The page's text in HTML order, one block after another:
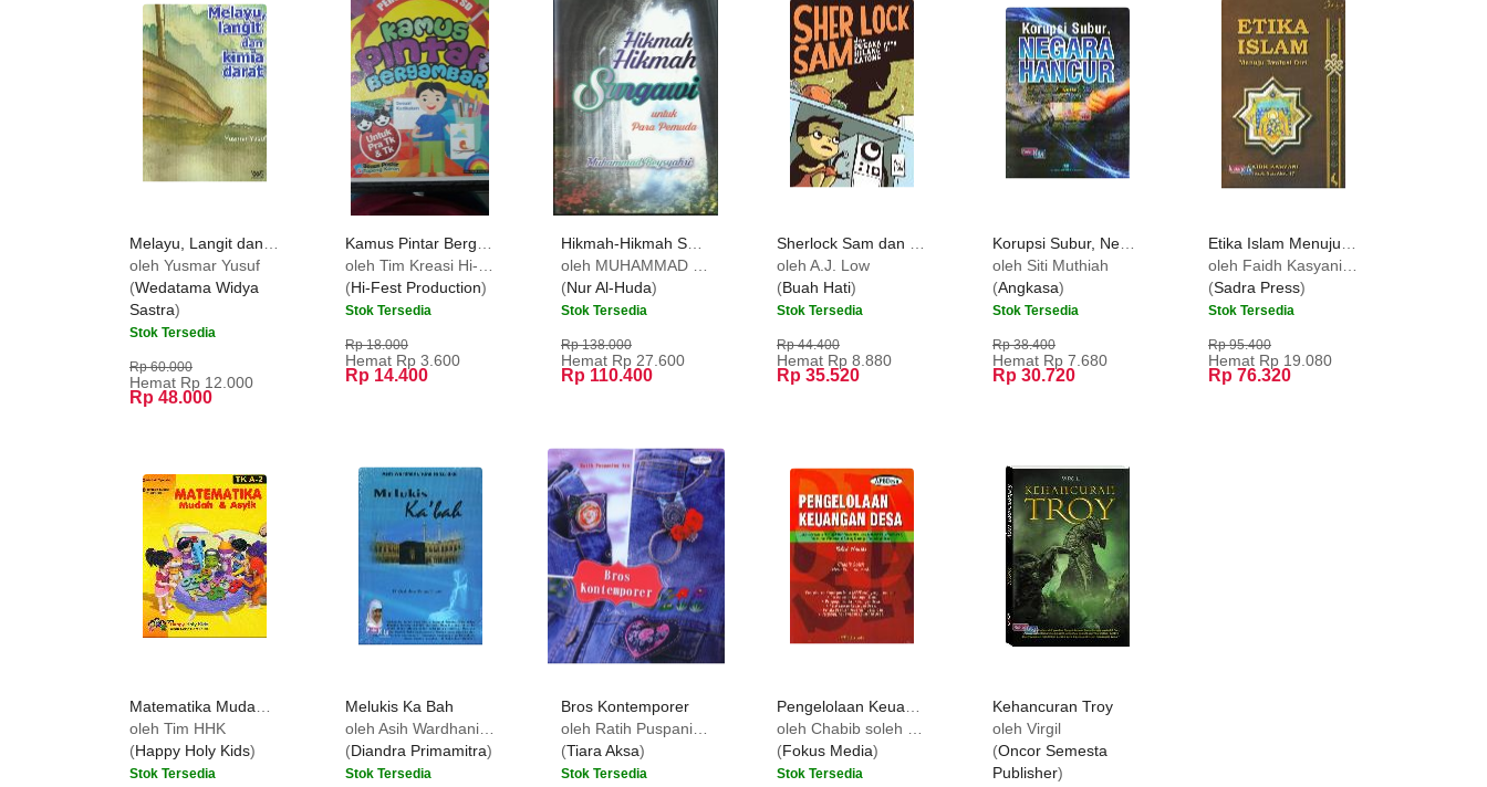
oleh Yusmar Yusuf
(Wedatama Widya
Sastra)
Stok Tersedia
Rp 60.000
Hemat Rp 12.000
Rp 48.000
oleh Tim Kreasi Hi-Fest
(Hi-Fest Production)
Stok Tersedia
Rp 18.000
Hemat Rp 3.600
Rp 14.400
oleh MUHAMMAD REYSYAHRI
(Nur Al-Huda)
Stok Tersedia
Rp 138.000
Hemat Rp 27.600
Rp 110.400
oleh A.J. Low
(Buah Hati)
Stok Tersedia
Rp 44.400
Hemat Rp 8.880
Rp 35.520
oleh Siti Muthiah
(Angkasa)
Stok Tersedia
Rp 38.400
Hemat Rp 7.680
Rp 30.720
oleh Faidh Kasyani (Tokoh Sufi Abad 17)
(Sadra Press)
Stok Tersedia
Rp 95.400
Hemat Rp 19.080
Rp 76.320
PROMO
oleh Tim HHK
(Happy Holy Kids)
Stok Tersedia
Melukis Ka Bah
oleh Asih Wardhani, Rina Rinz, dkk.
(Diandra Primamitra)
Stok Tersedia
Bros Kontemporer
oleh Ratih Puspaning Ayu
(Tiara Aksa)
Stok Tersedia
oleh Chabib soleh & heru Rochmansjah
(Fokus Media)
Stok Tersedia
Kehancuran Troy
oleh Virgil
(Oncor Semesta
Publisher)